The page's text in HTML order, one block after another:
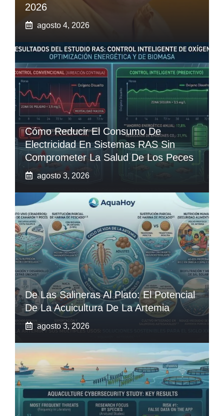
2026
agosto 4, 2026
Cómo Reducir El Consumo De
Electricidad En Sistemas RAS Sin
Comprometer La Salud De Los Peces
agosto 3, 2026
De Las Salineras Al Plato: El Potencial
De La Acuicultura De La Artemia
agosto 3, 2026